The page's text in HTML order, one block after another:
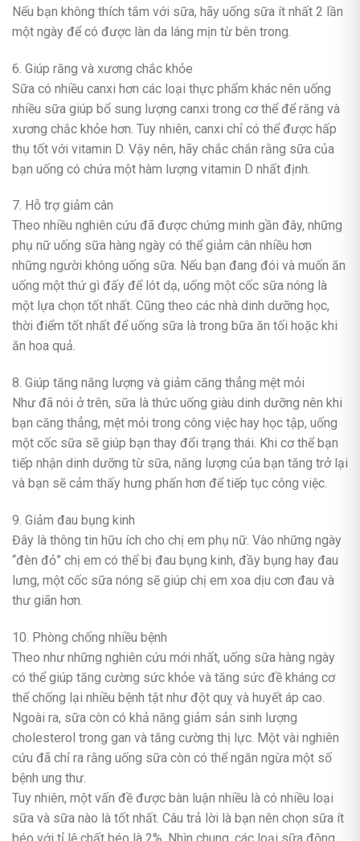
Nếu bạn không thích tắm với sữa, hãy uống sữa ít nhất 2 lần
một ngày để có được làn da láng mịn từ bên trong.
6. Giúp răng và xương chắc khỏe
Sữa có nhiều canxi hơn các loại thực phẩm khác nên uống
nhiều sữa giúp bổ sung lượng canxi trong cơ thể để răng và
xương chắc khỏe hơn. Tuy nhiên, canxi chỉ có thể được hấp
thụ tốt với vitamin D. Vậy nên, hãy chắc chắn rằng sữa của
bạn uống có chứa một hàm lượng vitamin D nhất định.
7. Hỗ trợ giảm cân
Theo nhiều nghiên cứu đã được chứng minh gần đây, những
phụ nữ uống sữa hàng ngày có thể giảm cân nhiều hơn
những người không uống sữa. Nếu bạn đang đói và muốn ăn
uống một thứ gì đấy để lót dạ, uống một cốc sữa nóng là
một lựa chọn tốt nhất. Cũng theo các nhà dinh dưỡng học,
thời điểm tốt nhất để uống sữa là trong bữa ăn tối hoặc khi
ăn hoa quả.
8. Giúp tăng năng lượng và giảm căng thẳng mệt mỏi
Như đã nói ở trên, sữa là thức uống giàu dinh dưỡng nên khi
bạn căng thẳng, mệt mỏi trong công việc hay học tập, uống
một cốc sữa sẽ giúp bạn thay đổi trạng thái. Khi cơ thể bạn
tiếp nhận dinh dưỡng từ sữa, năng lượng của bạn tăng trở lại
và bạn sẽ cảm thấy hưng phấn hơn để tiếp tục công việc.
9. Giảm đau bụng kinh
Đây là thông tin hữu ích cho chị em phụ nữ. Vào những ngày
“đèn đỏ” chị em có thể bị đau bụng kinh, đầy bụng hay đau
lưng, một cốc sữa nóng sẽ giúp chị em xoa dịu cơn đau và
thư giãn hơn.
10. Phòng chống nhiều bệnh
Theo như những nghiên cứu mới nhất, uống sữa hàng ngày
có thể giúp tăng cường sức khỏe và tăng sức đề kháng cơ
thể chống lại nhiều bệnh tật như đột quỵ và huyết áp cao.
Ngoài ra, sữa còn có khả năng giảm sản sinh lượng
cholesterol trong gan và tăng cường thị lực. Một vài nghiên
cứu đã chỉ ra rằng uống sữa còn có thể ngăn ngừa một số
bệnh ung thư.
Tuy nhiên, một vấn đề được bàn luận nhiều là có nhiều loại
sữa và sữa nào là tốt nhất. Câu trả lời là bạn nên chọn sữa ít